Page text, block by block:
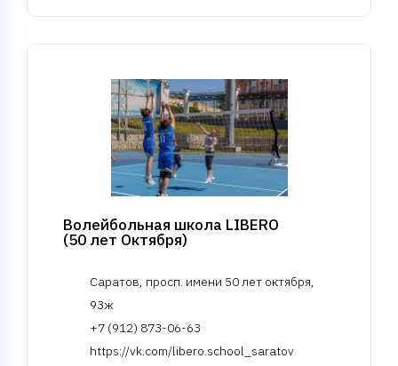
Волейбольная школа LIBERO
(50 лет Октября)
Саратов, просп. имени 50 лет октября,
93ж
+7 (912) 873-06-63
https://vk.com/libero.school_saratov